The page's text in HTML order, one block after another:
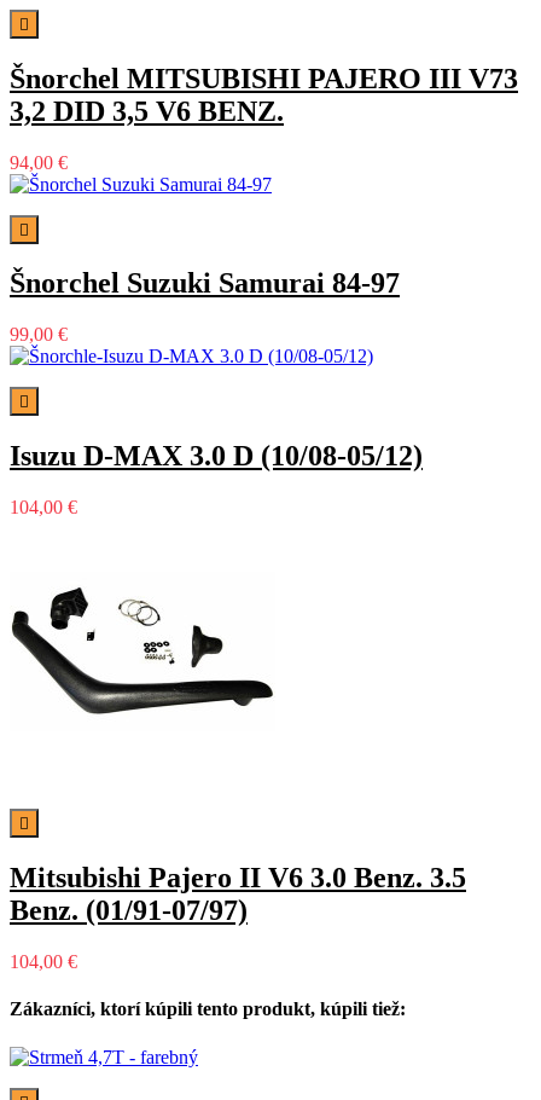

Šnorchel MITSUBISHI PAJERO III V73
3,2 DID 3,5 V6 BENZ.
94,00 €

Šnorchel Suzuki Samurai 84-97
99,00 €

Isuzu D-MAX 3.0 D (10/08-05/12)
104,00 €

Mitsubishi Pajero II V6 3.0 Benz. 3.5
Benz. (01/91-07/97)
104,00 €
Zákazníci, ktorí kúpili tento produkt, kúpili tiež: